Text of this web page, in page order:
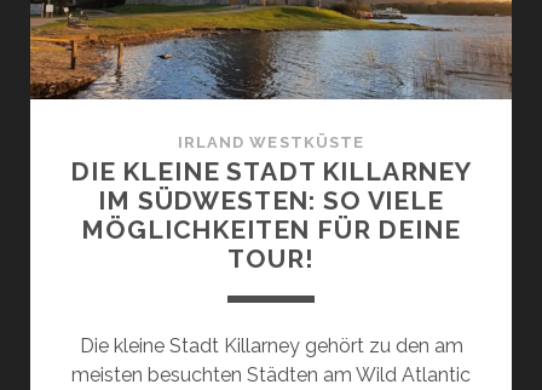
MUSIK
IRLAND WESTKÜSTE
DIE KLEINE STADT KILLARNEY
IM SÜDWESTEN: SO VIELE
MÖGLICHKEITEN FÜR DEINE
TOUR!
Die kleine Stadt Killarney gehört zu den am
meisten besuchten Städten am Wild Atlantic